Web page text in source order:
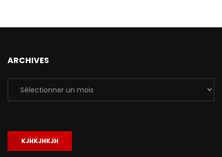
ARCHIVES
Archives
KJHKJHKJH